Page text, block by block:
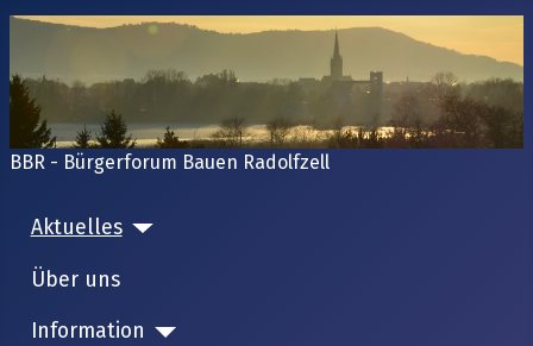
BBR - Bürgerforum Bauen Radolfzell
Aktuelles
Über uns
Information